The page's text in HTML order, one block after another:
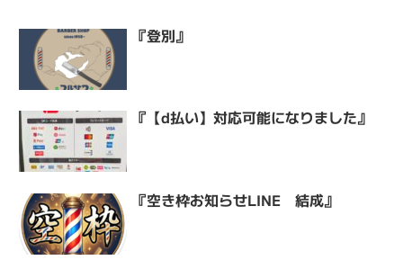
『登別』
『【d払い】対応可能になりました』
『空き枠お知らせLINE 結成』